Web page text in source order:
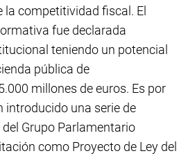
competitividad fiscal. El
fue declarada
teniendo un potencial
pública de
millones de euros. Es por
introducido una serie de
Grupo Parlamentario
como Proyecto de Ley del